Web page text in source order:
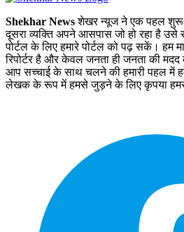
Shekhar Newsशेखर न्‍यूज ने एक पहल शुरू
दूसरा व्‍यक्ति अपने आसपास जो हो रहा है उसे
पोर्टल के लिए हमारे पोर्टल को पढ़ सकें। हम
रिपोर्टर है और केवल जनता ही जनता की
आप सच्चाई के साथ चलने की हमारी पहल में
लेखक के रूप में हमसे जुड़ने के लिए कृपया